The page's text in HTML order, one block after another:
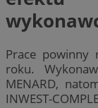
Prace powinny
roku.
MENARD,
INWEST-